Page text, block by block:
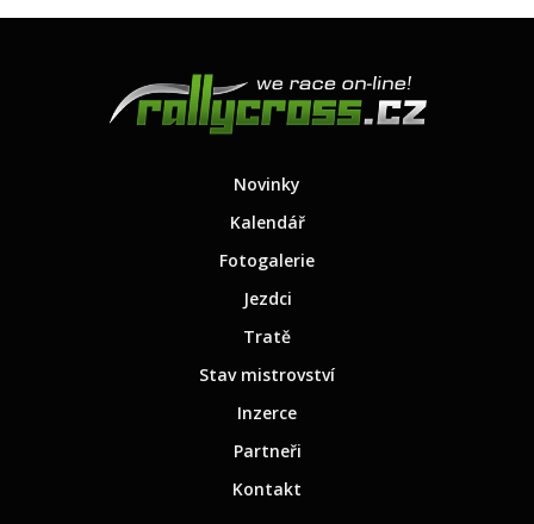
Novinky
Kalendář
Fotogalerie
Jezdci
Tratě
Stav mistrovství
Inzerce
Partneři
Kontakt